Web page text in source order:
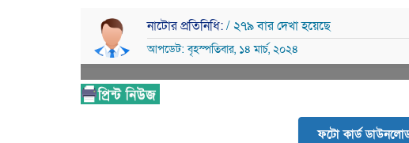
নাটোর প্রতিনিধি:/ ২৭৯ বার দেখা হয়েছে
আপডেট: বৃহস্পতিবার, ১৪ মার্চ, ২০২৪
ফটো কার্ড